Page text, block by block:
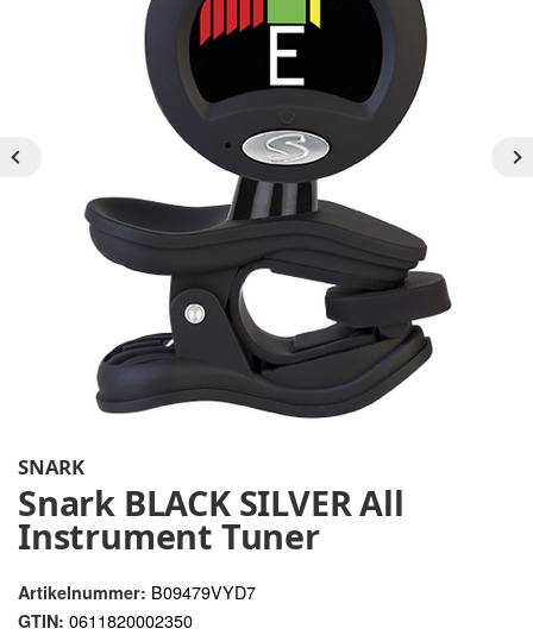
SNARK
Snark BLACK SILVER All
Instrument Tuner
Artikelnummer: B09479VYD7
GTIN: 0611820002350